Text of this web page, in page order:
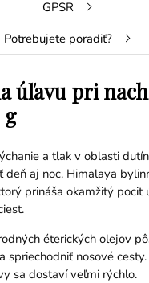
GPSR
Potrebujete poradiť?
úľavu pri
g
a tlak v oblasti
deň aj noc. Himalaya
prináša okamžitý pocit
éterických olejov
spriechodniť nosové
sa dostaví veľmi rýchlo.